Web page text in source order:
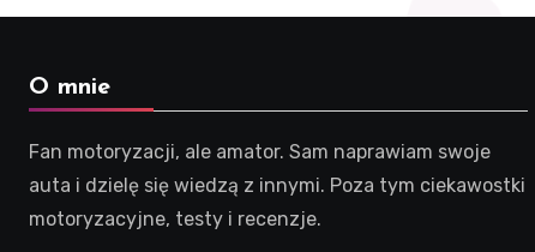
O mnie
Fan motoryzacji, ale amator. Sam naprawiam swoje
auta i dzielę się wiedzą z innymi. Poza tym ciekawostki
motoryzacyjne, testy i recenzje.